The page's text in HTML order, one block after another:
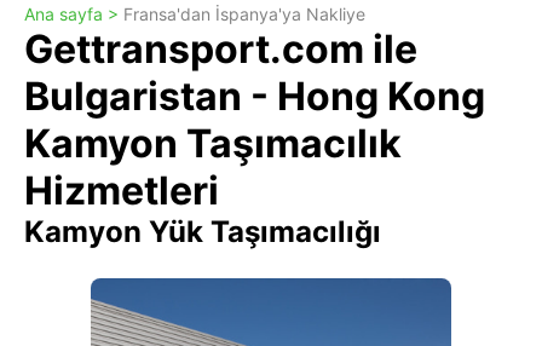
Ana sayfa > Fransa'dan İspanya'ya Nakliye
Gettransport.com ile
Bulgaristan - Hong Kong
Kamyon Taşımacılık
Hizmetleri
Kamyon Yük Taşımacılığı